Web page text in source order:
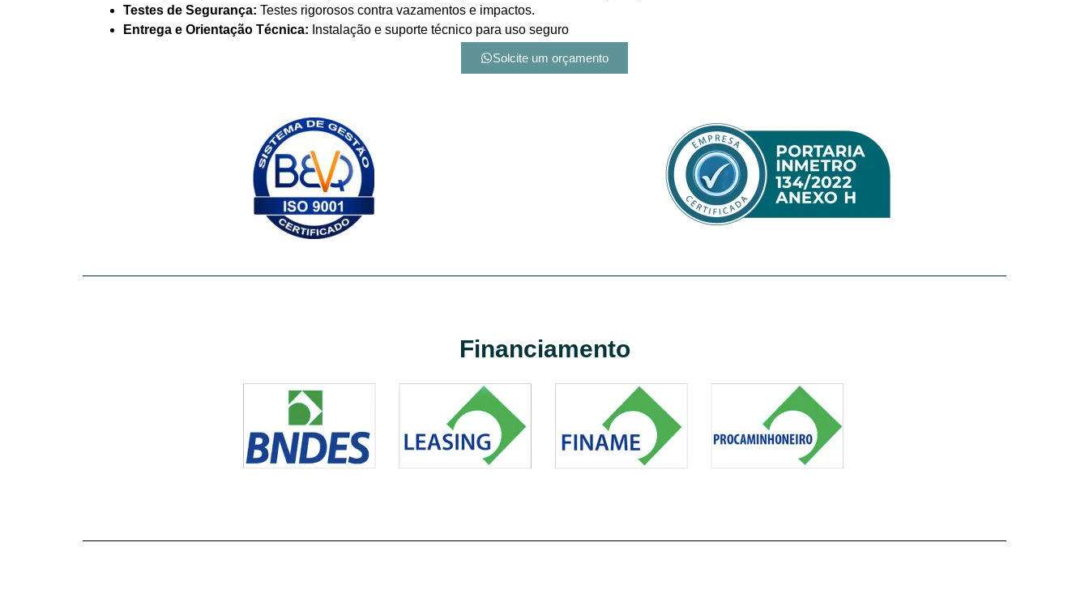
Testes de Segurança: Testes rigorosos contra vazamentos e impactos.
Entrega e Orientação Técnica: Instalação e suporte técnico para uso seguro
Solcite um orçamento
Financiamento